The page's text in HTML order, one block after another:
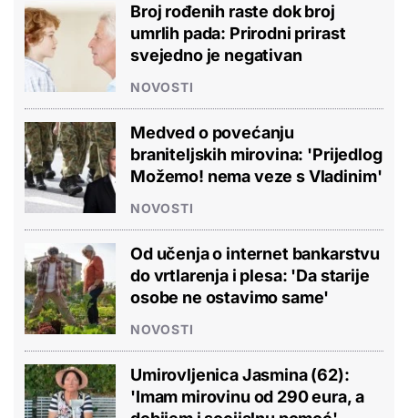
Broj rođenih raste dok broj
umrlih pada: Prirodni prirast
svejedno je negativan
NOVOSTI
Medved o povećanju
braniteljskih mirovina: 'Prijedlog
Možemo! nema veze s Vladinim'
NOVOSTI
Od učenja o internet bankarstvu
do vrtlarenja i plesa: 'Da starije
osobe ne ostavimo same'
NOVOSTI
Umirovljenica Jasmina (62):
'Imam mirovinu od 290 eura, a